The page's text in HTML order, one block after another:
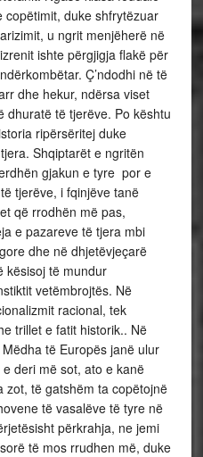
duke shfrytëzuar
u ngrit menjëherë në
ishte përgjigja flakë për
Ç’ndodhi në të
dhe hekur, ndërsa viset
dhuratë të tjerëve. Po kështu
ripërsëritej duke
Shqiptarët e ngritën
gjakun e tyre por e
tjerëve, i fqinjëve tanë
që rrodhën më pas,
e pazareve të tjera mbi
dhe në dhjetëvjeçarë
kësisoj të mundur
vetëmbrojtës. Në
racional, tek
trillet e fatit historik.. Në
të Europës janë ulur
deri më sot, ato e kanë
zot, të gatshëm ta copëtojnë
të vasalëve të tyre në
përkrahja, ne jemi
të mos rrudhen më, duke